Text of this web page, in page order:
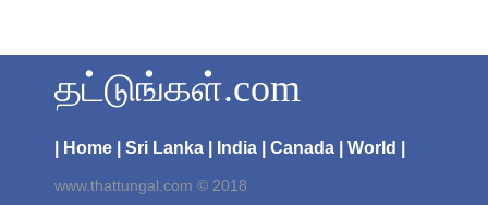
தட்டுங்கள்.com
| Home | Sri Lanka | India | Canada | World |
www.thattungal.com © 2018